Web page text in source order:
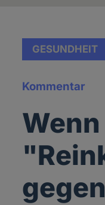
GESUNDHEIT
Kommentar